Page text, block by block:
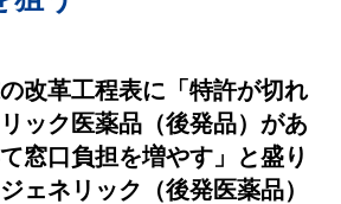
改革工程表に「特許が切れ
ック医薬品（後発品）があ
窓口負担を増やす」と盛り
ェネリック（後発医薬品）